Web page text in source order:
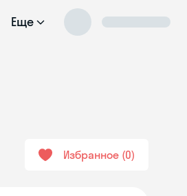
Еще
Избранное 0